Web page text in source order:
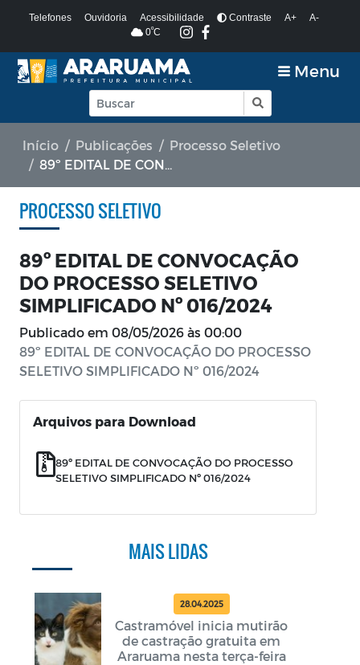
Telefones Ouvidoria Acessibilidade Contraste A+
A-
0ºC
Menu
Início Publicações
Processo Seletivo
89º EDITAL DE CONVOCAÇÃO DO PROCESSO SELETIVO SIMPLIFICADO Nº 016/2024
PROCESSO SELETIVO
89º EDITAL DE CONVOCAÇÃO
DO PROCESSO SELETIVO
SIMPLIFICADO Nº 016/2024
Publicado em 08/05/2026 às 00:00
89º EDITAL DE CONVOCAÇÃO DO PROCESSO
SELETIVO SIMPLIFICADO Nº 016/2024
Arquivos para Download
89º EDITAL DE CONVOCAÇÃO DO PROCESSO
SELETIVO SIMPLIFICADO Nº 016/2024
MAIS LIDAS
28.04.2025
Castramóvel inicia mutirão
de castração gratuita em
Araruama nesta terça-feira